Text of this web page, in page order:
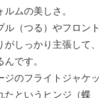
ムの美しさ。
（つる）やフロント
しっかり主張して、
です。
ジのフライトジャケッ
たというヒンジ（蝶